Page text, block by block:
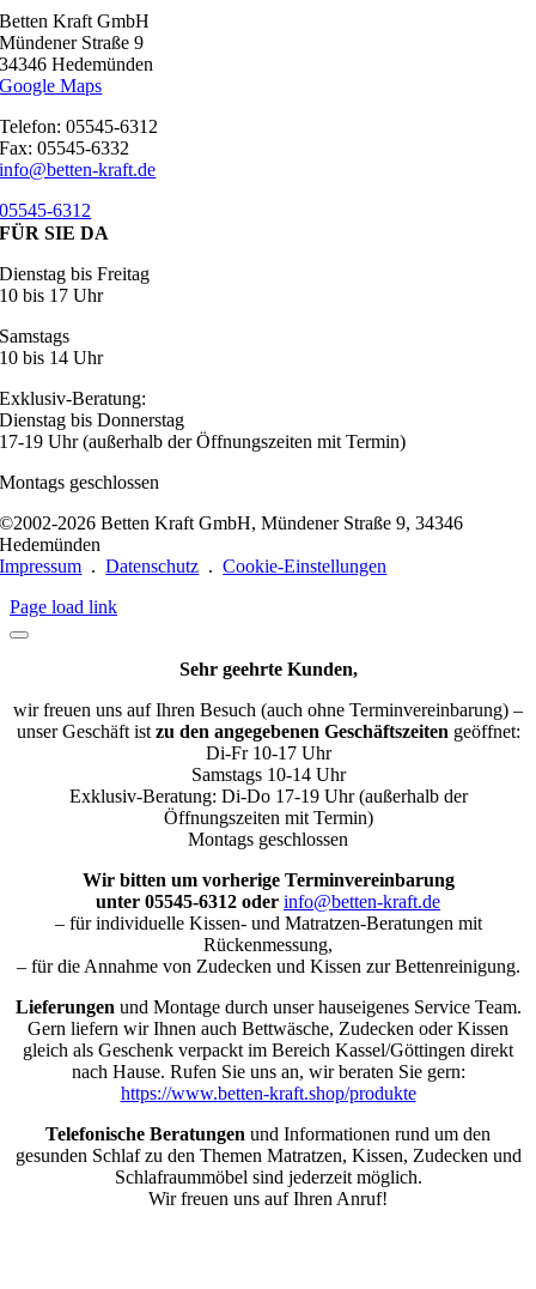
Betten Kraft GmbH
Mündener Straße 9
34346 Hedemünden
Google Maps
Telefon: 05545-6312
Fax: 05545-6332
info@betten-kraft.de
05545-6312
FÜR SIE DA
Dienstag bis Freitag
10 bis 17 Uhr
Samstags
10 bis 14 Uhr
Exklusiv-Beratung:
Dienstag bis Donnerstag
17-19 Uhr (außerhalb der Öffnungszeiten mit Termin)
Montags geschlossen
©2002-2026 Betten Kraft GmbH, Mündener Straße 9, 34346
Hedemünden
Impressum .Datenschutz .Cookie-Einstellungen
Page load link
Sehr geehrte Kunden,
wir freuen uns auf Ihren Besuch (auch ohne Terminvereinbarung) –
unser Geschäft ist zu den angegebenen Geschäftszeiten geöffnet:
Di-Fr 10-17 Uhr
Samstags 10-14 Uhr
Exklusiv-Beratung: Di-Do 17-19 Uhr (außerhalb der
Öffnungszeiten mit Termin)
Montags geschlossen
Wir bitten um vorherige Terminvereinbarung
unter 05545-6312 oder info@betten-kraft.de
– für individuelle Kissen- und Matratzen-Beratungen mit
Rückenmessung,
– für die Annahme von Zudecken und Kissen zur Bettenreinigung.
Lieferungen und Montage durch unser hauseigenes Service Team.
Gern liefern wir Ihnen auch Bettwäsche, Zudecken oder Kissen
gleich als Geschenk verpackt im Bereich Kassel/Göttingen direkt
nach Hause. Rufen Sie uns an, wir beraten Sie gern:
https://www.betten-kraft.shop/produkte
Telefonische Beratungen und Informationen rund um den
gesunden Schlaf zu den Themen Matratzen, Kissen, Zudecken und
Schlafraummöbel sind jederzeit möglich.
Wir freuen uns auf Ihren Anruf!